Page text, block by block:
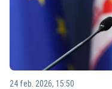
24 feb. 2026, 15:50